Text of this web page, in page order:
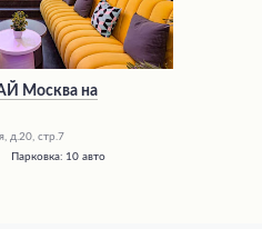
Москва на
д.20, стр.7
Парковка: 10 авто